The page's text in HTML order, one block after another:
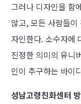
그러나 디자인을 함
않고, 모든 사람들
자인한다. 소수자에
진정한 의미의 유니
인이 추구하는 바이
성남고령친화센터